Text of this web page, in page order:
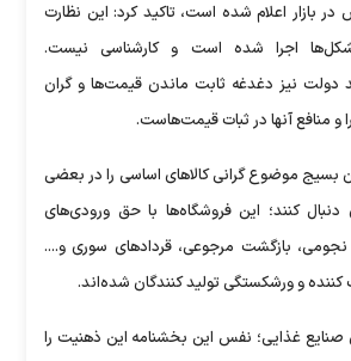
بازار اعلام شده است، تاکید کرد: این نظارت
اجرا شده است و کارشناسی نیست.
دولت نیز دغدغه ثابت ماندن قیمت‌ها و گران
و منافع آنها در ثبات قیمت‌هاست.
بسیج موضوع گرانی کالاهای اساسی را در بعضی
دنبال کنند؛ این فروشگاه‌ها با حق ورودی‌های
بازگشت مرجوعی، قردادهای سوری و....
و ورشکستگی تولید کنندگان شده‌اند.
صنایع غذایی؛ نفس این بخشنامه این ذهنیت را